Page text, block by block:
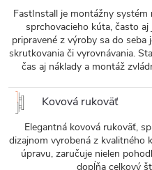
FastInstall je montážny
sprchovacieho kúta, často
pripravené z výroby sa do
skrutkovania či vyrovnávania.
čas aj náklady a montáž
Kovová rukoväť
Elegantná kovová rukoväť,
dizajnom vyrobená z kvalitného
úpravu, zaručuje nielen
dopĺňa celkový